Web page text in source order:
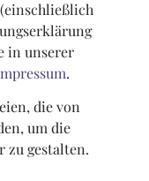
in unserer
.
die von
um die
zu gestalten.